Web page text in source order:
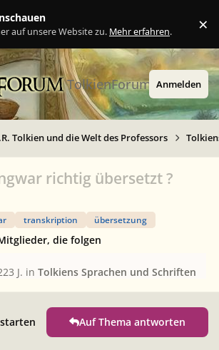
auf unsere Website zu. Mehr erfahren. ×
TolkienForum Anmelden
Tolkien und die Welt des Professors
richtig übersetzt ?
transkription übersetzung
die folgen
3 J. inTolkiens Sprachen und Schriften
Auf Thema antworten